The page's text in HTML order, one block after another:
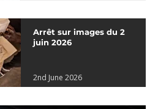
Arrêt sur images du 2
juin 2026
2nd June 2026